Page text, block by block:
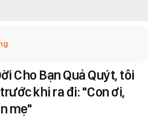
Cho Bạn Quả Quýt, tôi
khi ra đi: "Con ơi,
mẹ"